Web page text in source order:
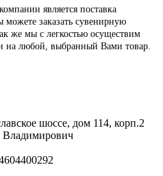
является поставка
заказать сувенирную
же мы с легкостью осуществим
на любой, выбранный Вами товар.
шоссе, дом 114, корп.2